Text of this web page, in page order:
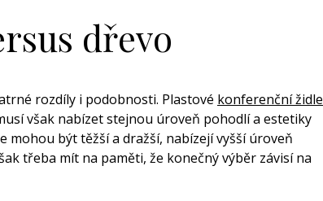
dřevo
rozdíly i podobnosti. Plastové konferenční židle
však nabízet stejnou úroveň pohodlí a estetiky
být těžší a dražší, nabízejí vyšší úroveň
třeba mít na paměti, že konečný výběr závisí na